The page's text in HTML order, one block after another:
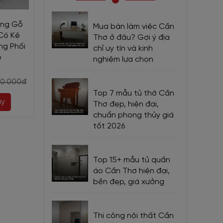
lại
nhàm
nội
Gỗ
Kệ
Phối
Bàn Học Đẹp Cho Bé Trai
Gỗ MDF Màu Trắng Phối
Xanh Dương Hiện Đại Giá
Rẻ
2.860.000đ
Mua ngay
Bàn Học Màu
Bé Gái Gỗ
Mua bàn làm việc Cần
Thơ ở đâu? Gợi ý địa
chỉ uy tín và kinh
nghiệm lựa chọn
Top 7 mẫu tủ thờ Cần
Thơ đẹp, hiện đại,
chuẩn phong thủy giá
tốt 2026
Top 15+ mẫu tủ quần
áo Cần Thơ hiện đại,
bền đẹp, giá xưởng
Thi công nội thất Cần